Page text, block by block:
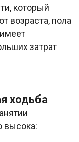
который
возраста, пола
затрат
ходьба
высока: